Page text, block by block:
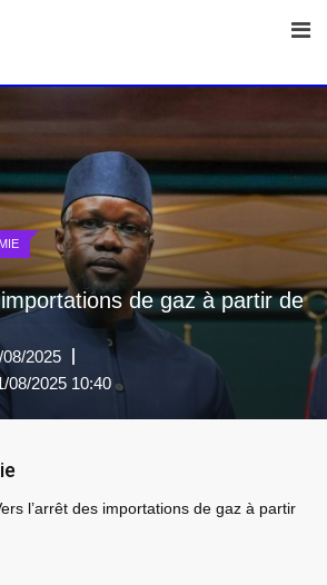
de gaz à partir de
08/2025
08/2025 10:40
l’arrêt des importations de gaz à partir